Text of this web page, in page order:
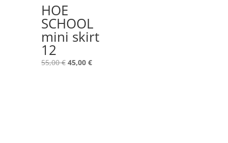
HOE
SCHOOL
mini skirt
12
55,00€ El
45,00 €El